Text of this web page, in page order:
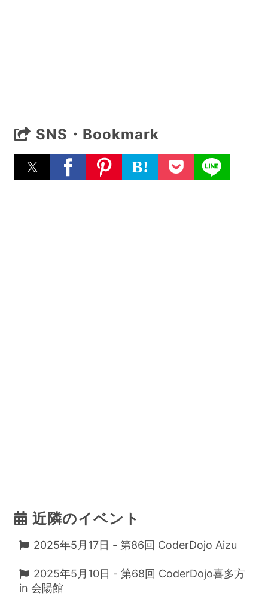
SNS・Bookmark
B!
近隣のイベント
2025年5月17日 - 第86回 CoderDojo Aizu
2025年5月10日 - 第68回 CoderDojo喜多方
in 会陽館